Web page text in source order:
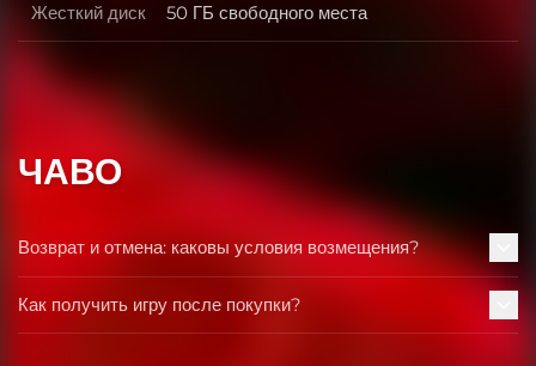
Жесткий диск Жесткий диск
50 ГБ свободного места
ЧАВО
Возврат и отмена: каковы условия возмещения?
Как получить игру после покупки?